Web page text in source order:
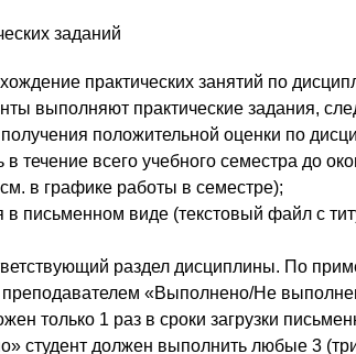
заданий
практических занятий по
выполняют практические задания,
положительной оценки по
течение всего учебного семестра до
в графике работы в семестре);
письменном виде (текстовый файл с
раздел дисциплины. По
«Выполнено/Не
только 1 раз в сроки загрузки
студент должен выполнить любые 3